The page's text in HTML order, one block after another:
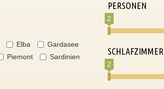
Elba
Gardasee
Piemont
Sardinien
PERSONEN
2
SCHLAFZIMMER
2